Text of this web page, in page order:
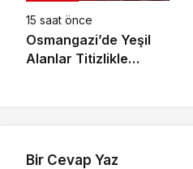
15 saat önce
Osmangazi’de Yeşil
Alanlar Titizlikle
Bir Cevap Yaz